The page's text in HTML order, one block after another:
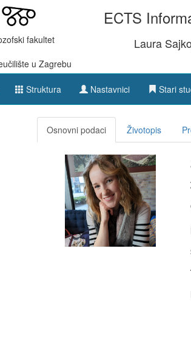
fakultet
u Zagrebu
ECTS
Laura
Struktura Nastavnici Stari
Osnovni podaci Životopis